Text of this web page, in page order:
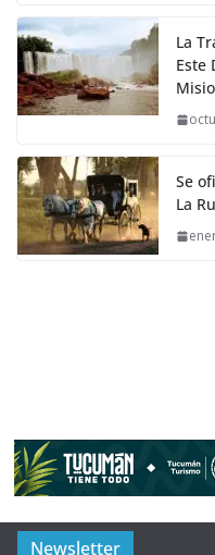
La
Este
Se
La
Newsletter